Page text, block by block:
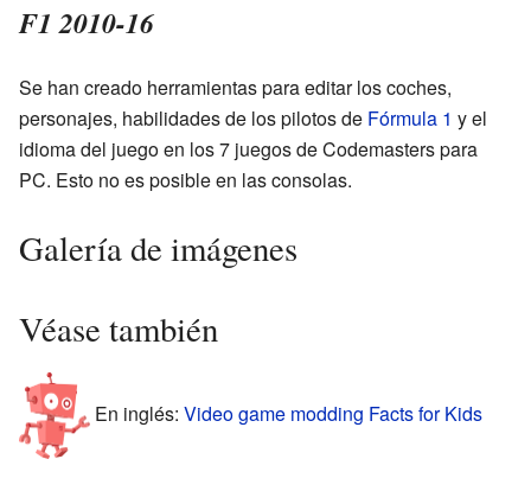
F1 2010-16
Se han creado herramientas para editar los coches,
personajes, habilidades de los pilotos de Fórmula 1 y el
idioma del juego en los 7 juegos de Codemasters para
PC. Esto no es posible en las consolas.
Galería de imágenes
Véase también
En inglés: Video game modding Facts for Kids